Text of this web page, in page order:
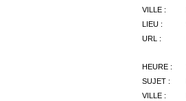
VILLE :
LIEU :
URL :
HEURE :
SUJET :
VILLE :